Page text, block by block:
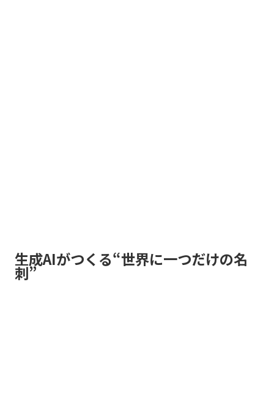
生成AIがつくる“世界に一つだけの名
刺”